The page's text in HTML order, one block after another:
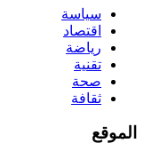
سياسة
اقتصاد
رياضة
تقنية
صحة
ثقافة
الموقع